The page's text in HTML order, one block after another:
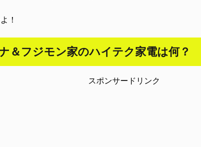
！
＆フジモン家のハイテク家電は何？
スポンサードリンク